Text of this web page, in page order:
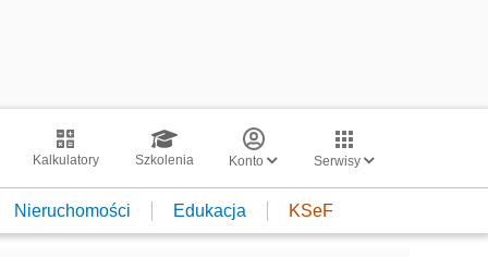
Kalkulatory Szkolenia Konto Serwisy
Nieruchomości Edukacja KSeF